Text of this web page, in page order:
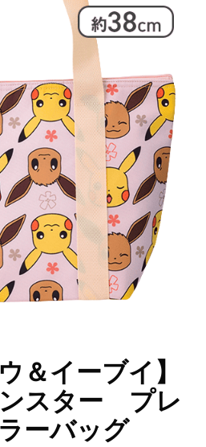
＆イーブイ】
スター プレ
ーバッグ